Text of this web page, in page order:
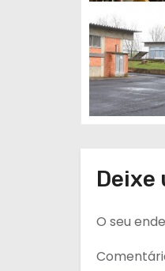
r
t
i
o
Deixe
O seu